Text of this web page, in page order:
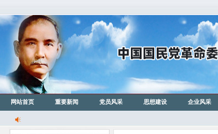
网站首页 重要新闻 党员风采 思想建设 企业风采